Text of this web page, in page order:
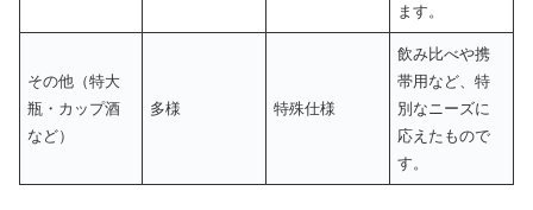
ます。
その他（特大
瓶・カップ酒
など）
多様 特殊仕様
飲み比べや携
帯用など、特
別なニーズに
応えたもので
す。